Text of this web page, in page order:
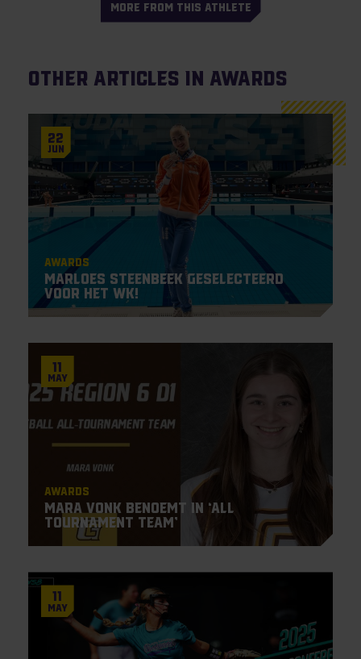
MORE FROM THIS ATHLETE
Other articles in Awards
22
Jun
Awards
Marloes Steenbeek geselecteerd
voor het WK!
11
May
Awards
Mara Vonk benoemt in ‘All
Tournament Team’
11
May